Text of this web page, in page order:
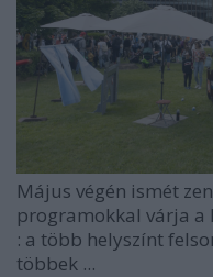
Május végén ismét
programokkal várja a
: a több helyszínt
többek ...